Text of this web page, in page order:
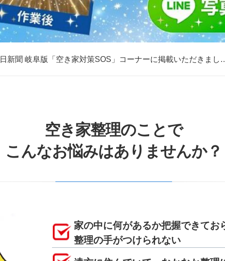
取・片付けのアイワクリーン
新聞 岐阜版「空き家対策SOS」コーナーに掲載いただきまし
・片付けのアイワクリーン
空き家整理のことで
こんなお悩みはありませんか？
家の中に何があるか把握できてお
整理の手がつけられない